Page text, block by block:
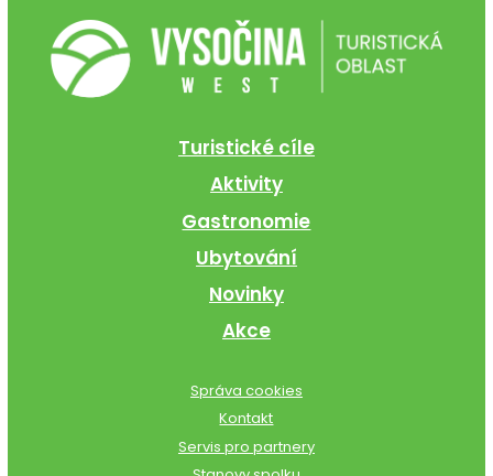
Turistické cíle
Aktivity
Gastronomie
Ubytování
Novinky
Akce
Správa cookies
Kontakt
Servis pro partnery